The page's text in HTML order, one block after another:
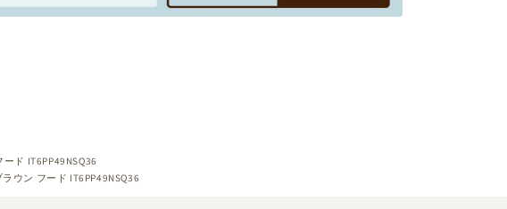
ド IT6PP49NSQ36
ウン フード IT6PP49NSQ36